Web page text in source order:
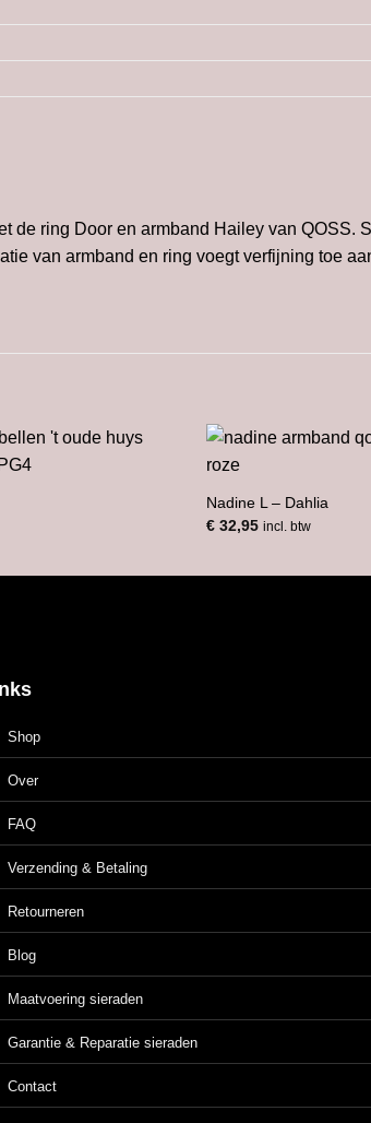
de ring Door en armband Hailey van QOSS.
van armband en ring voegt verfijning toe
Nadine L – Dahlia
€32,95 incl. btw
Shop
Over
FAQ
Verzending & Betaling
Retourneren
Blog
Maatvoering sieraden
Garantie & Reparatie sieraden
Contact